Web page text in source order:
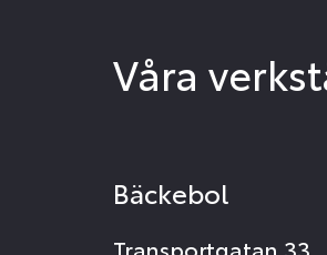
Våra
Bäckebol
Transportgatan 33